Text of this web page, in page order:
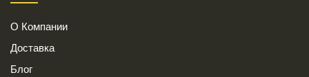
О Компании
Доставка
Блог